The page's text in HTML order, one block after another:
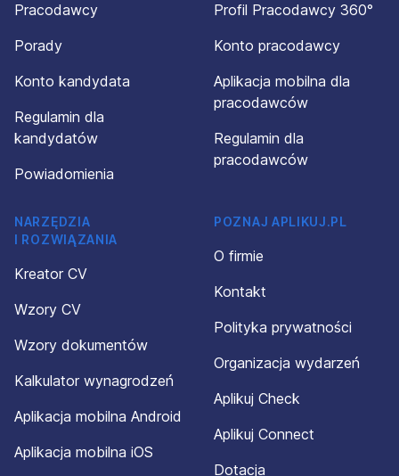
Pracodawcy
Porady
Konto kandydata
Regulamin dla
kandydatów
Powiadomienia
Profil Pracodawcy 360°
Konto pracodawcy
Aplikacja mobilna dla
pracodawców
Regulamin dla
pracodawców
NARZĘDZIA
I ROZWIĄZANIA
Kreator CV
Wzory CV
Wzory dokumentów
Kalkulator wynagrodzeń
Aplikacja mobilna Android
Aplikacja mobilna iOS
POZNAJ APLIKUJ.PL
O firmie
Kontakt
Polityka prywatności
Organizacja wydarzeń
Aplikuj Check
Aplikuj Connect
Dotacja